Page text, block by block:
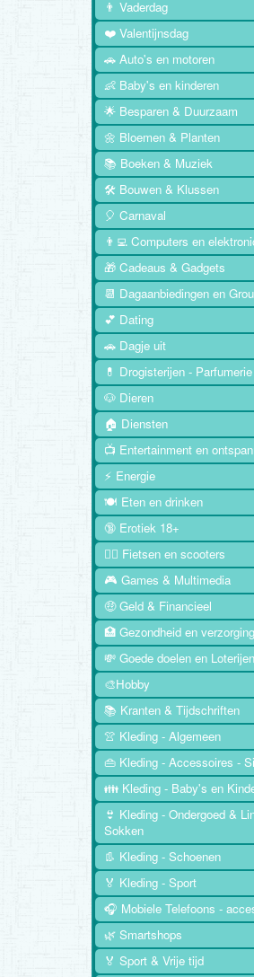
👨 Vaderdag
❤️ Valentijnsdag
🚗 Auto's en motoren
👶 Baby's en kinderen
🌟 Besparen & Duurzaam
🌼 Bloemen & Planten
📚 Boeken & Muziek
🛠️ Bouwen & Klussen
🎈 Carnaval
👨‍💻 Computers en
🎁 Cadeaus & Gadgets
📆 Dagaanbiedingen en
💕 Dating
🚗 Dagje uit
💊 Drogisterijen - Parfumerie
🐶 Dieren
🏠 Diensten
📺 Entertainment en
⚡ Energie
🍽️ Eten en drinken
🔞 Erotiek 18+
🚴‍♂️ Fietsen en scooters
🎮 Games & Multimedia
🤑 Geld & Financieel
🏥 Gezondheid en verzorging
💸 Goede doelen en Loterijen
🎨Hobby
📚 Kranten & Tijdschriften
👚 Kleding - Algemeen
👜 Kleding - Accessoires -
👪 Kleding - Baby's en
👙 Kleding - Ondergoed &
Sokken
👢 Kleding - Schoenen
🏅 Kleding - Sport
🎧 Mobiele Telefoons -
🌿 Smartshops
🏅 Sport & Vrije tijd